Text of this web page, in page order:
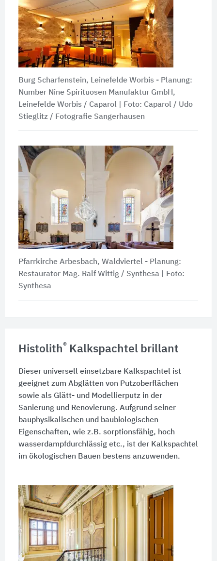
Burg Scharfenstein, Leinefelde Worbis - Planung:
Number Nine Spirituosen Manufaktur GmbH,
Leinefelde Worbis / Caparol | Foto: Caparol / Udo
Stieglitz / Fotografie Sangerhausen
Pfarrkirche Arbesbach, Waldviertel - Planung:
Restaurator Mag. Ralf Wittig / Synthesa | Foto:
Synthesa
Histolith® Kalkspachtel brillant
Dieser universell einsetzbare Kalkspachtel ist
geeignet zum Abglätten von Putzoberflächen
sowie als Glätt- und Modellierputz in der
Sanierung und Renovierung. Aufgrund seiner
bauphysikalischen und baubiologischen
Eigenschaften, wie z.B. sorptionsfähig, hoch
wasserdampfdurchlässig etc., ist der Kalkspachtel
im ökologischen Bauen bestens anzuwenden.